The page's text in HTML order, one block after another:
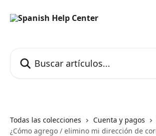
Todas las colecciones Cuenta y pagos
¿Cómo agrego / elimino mi dirección de